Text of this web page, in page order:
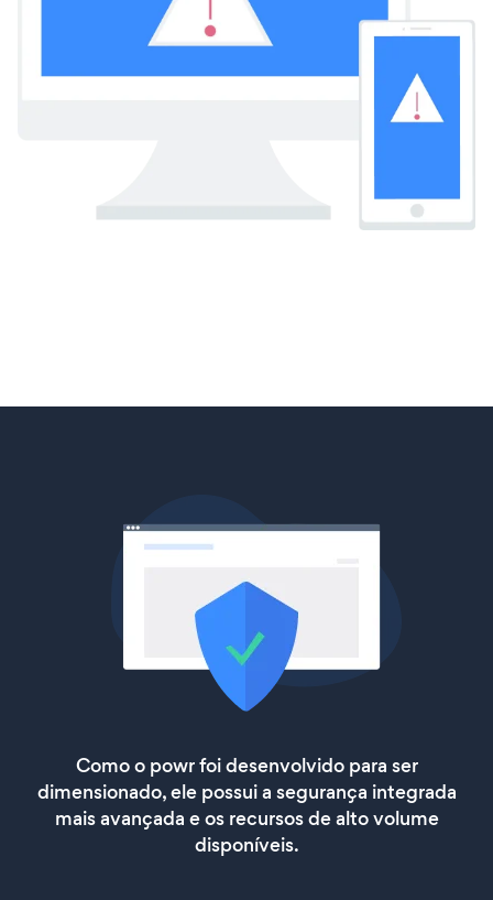
Como o powr foi desenvolvido para ser
dimensionado, ele possui a segurança integrada
mais avançada e os recursos de alto volume
disponíveis.